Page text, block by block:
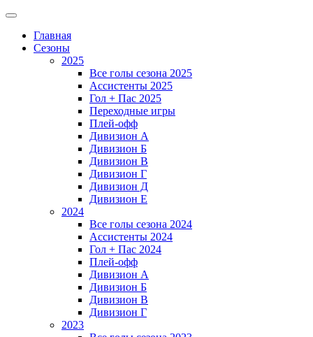
Главная
Сезоны
2025
Все голы сезона 2025
Ассистенты 2025
Гол + Пас 2025
Переходные игры
Плей-офф
Дивизион A
Дивизион Б
Дивизион В
Дивизион Г
Дивизион Д
Дивизион Е
2024
Все голы сезона 2024
Ассистенты 2024
Гол + Пас 2024
Плей-офф
Дивизион A
Дивизион Б
Дивизион В
Дивизион Г
2023